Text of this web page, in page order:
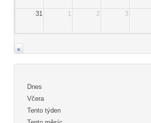
31 1 2 3
×
Dnes
Včera
Tento týden